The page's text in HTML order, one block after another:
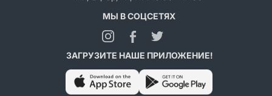
МЫ В СОЦСЕТЯХ
ЗАГРУЗИТЕ НАШЕ ПРИЛОЖЕНИЕ!